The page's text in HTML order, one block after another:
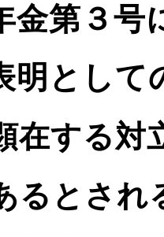
金第３
明として
在する対
るとさ